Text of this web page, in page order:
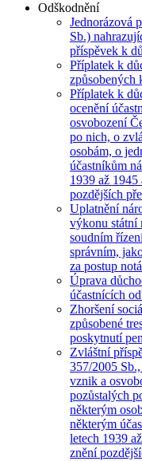
Odškodnění
Jednorázová
Sb.)
příspěvek k
Příplatek k
způsobených
Příplatek k
ocenění
osvobození
po nich, o
osobám, o
účastníkům
1939 až 1945
pozdějších
Uplatnění
výkonu státní
soudním
správním,
za postup
Úprava
účastnících
Zhoršení
způsobené
poskytnutí
Zvláštní
357/2005
vznik a
pozůstalých
některým
některým
letech 1939
znění